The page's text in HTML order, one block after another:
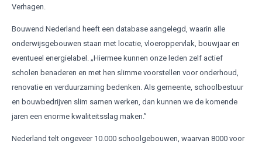
Verhagen.
Bouwend Nederland heeft een database aangelegd, waarin alle
onderwijsgebouwen staan met locatie, vloeroppervlak, bouwjaar en
eventueel energielabel. „Hiermee kunnen onze leden zelf actief
scholen benaderen en met hen slimme voorstellen voor onderhoud,
renovatie en verduurzaming bedenken. Als gemeente, schoolbestuur
en bouwbedrijven slim samen werken, dan kunnen we de komende
jaren een enorme kwaliteitsslag maken.”
Nederland telt ongeveer 10.000 schoolgebouwen, waarvan 8000 voor